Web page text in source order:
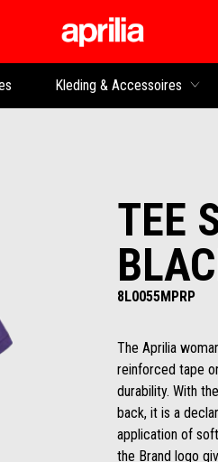
Kleding & Accessoires
TEE
8L0055MPRP
The Aprilia
reinforced tape
durability. With
back, it is a
application of
the Brand logo